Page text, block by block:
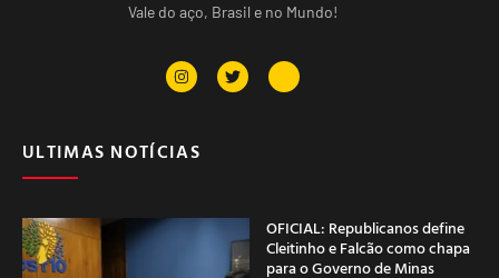
Vale do aço, Brasil e no Mundo!
ULTIMAS NOTÍCIAS
OFICIAL: Republicanos define
Cleitinho e Falcão como chapa
para o Governo de Minas